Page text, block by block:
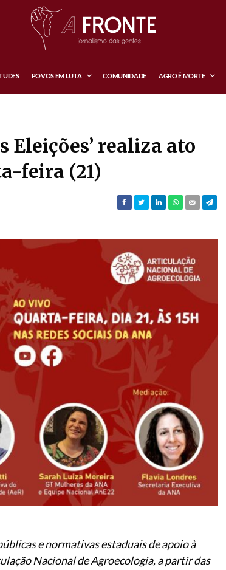
POVOS EM LUTA COMUNIDADE AGRO É MORTE
Eleições’ realiza ato
feira (21)
e normativas estaduais de apoio à
Nacional de Agroecologia, a partir das